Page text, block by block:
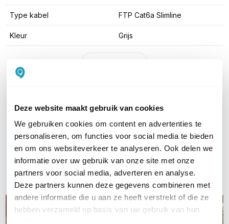
Deze website maakt gebruik van cookies
We gebruiken cookies om content en advertenties te
personaliseren, om functies voor social media te bieden
en om ons websiteverkeer te analyseren. Ook delen we
informatie over uw gebruik van onze site met onze
partners voor social media, adverteren en analyse.
Deze partners kunnen deze gegevens combineren met
andere informatie die u aan ze heeft verstrekt of die ze
hebben verzameld op basis van uw gebruik van hun
Type kabel FTP Cat6a Slimline
Kleur Grijs
WIL JIJ ADVIES OP MAAT?
Vraag het onze experts!
Bel ons
E-mail